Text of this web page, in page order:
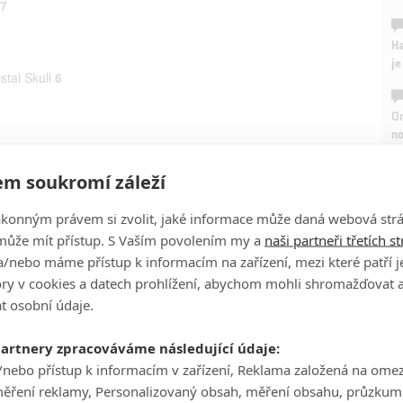
7
Skull 6
soukromí záleží
právem si zvolit, jaké informace může daná webová
mít přístup. S Vaším povolením my a naši partneři třetích
nebo máme přístup k informacím na zařízení, mezi které patří
v cookies a datech prohlížení, abychom mohli shromažďovat
osobní údaje.
zpracováváme následující údaje:
přístup k informacím v zařízení, Reklama založená na
reklamy, Personalizovaný obsah, měření obsahu,